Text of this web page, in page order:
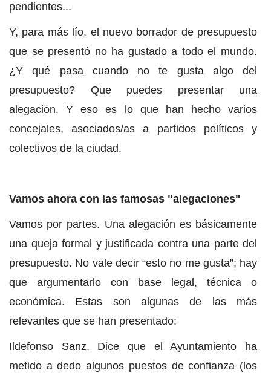
pendientes...
Y, para más lío, el nuevo borrador de presupuesto
que se presentó no ha gustado a todo el mundo.
¿Y qué pasa cuando no te gusta algo del
presupuesto? Que puedes presentar una
alegación. Y eso es lo que han hecho varios
concejales, asociados/as a partidos políticos y
colectivos de la ciudad.
Vamos ahora con las famosas "alegaciones"
Vamos por partes. Una alegación es básicamente
una queja formal y justificada contra una parte del
presupuesto. No vale decir “esto no me gusta”; hay
que argumentarlo con base legal, técnica o
económica. Estas son algunas de las más
relevantes que se han presentado:
Ildefonso Sanz, Dice que el Ayuntamiento ha
metido a dedo algunos puestos de confianza (los